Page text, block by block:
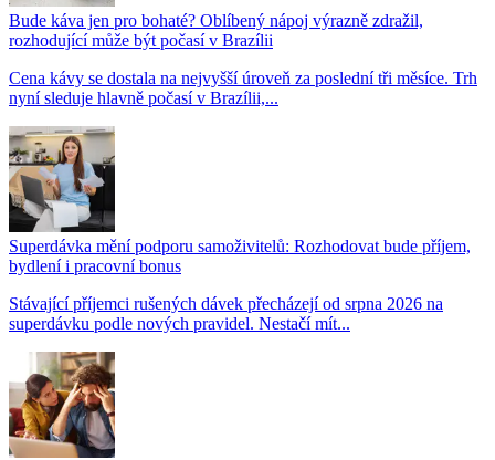
Bude káva jen pro bohaté? Oblíbený nápoj výrazně zdražil,
rozhodující může být počasí v Brazílii
Cena kávy se dostala na nejvyšší úroveň za poslední tři měsíce. Trh
nyní sleduje hlavně počasí v Brazílii,...
Superdávka mění podporu samoživitelů: Rozhodovat bude příjem,
bydlení i pracovní bonus
Stávající příjemci rušených dávek přecházejí od srpna 2026 na
superdávku podle nových pravidel. Nestačí mít...